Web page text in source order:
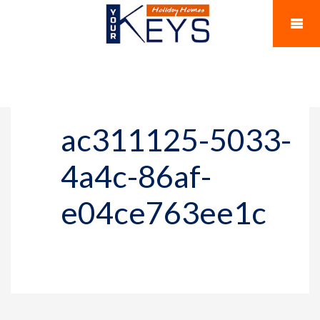
ac311125-5033-
4a4c-86af-
e04ce763ee1c